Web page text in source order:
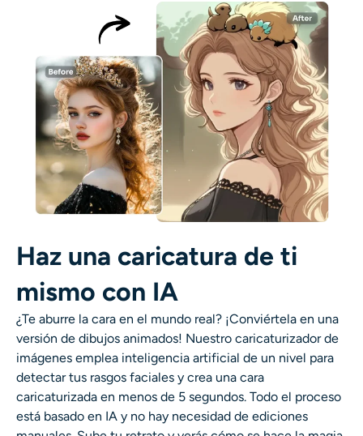
Generador de Imágenes con Estilo por IA
Herramientas de retrato
Cambiador de peinado
Cambiador de ropa
Filtro AI
Generador de disparos a la cabeza Pro
Generador de disparos a la cabeza con IA
Creador de fotos de pasaporte
Haz una caricatura de ti
mismo con IA
¿Te aburre la cara en el mundo real? ¡Conviértela en una
versión de dibujos animados! Nuestro caricaturizador de
imágenes emplea inteligencia artificial de un nivel para
detectar tus rasgos faciales y crea una cara
caricaturizada en menos de 5 segundos. Todo el proceso
está basado en IA y no hay necesidad de ediciones